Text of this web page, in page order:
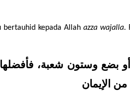
kepada Allah azza wajalla.
الإيمان